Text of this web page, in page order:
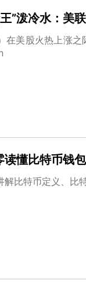
”泼冷水：美
在美股火热上涨
读懂比特币钱
比特币定义、比